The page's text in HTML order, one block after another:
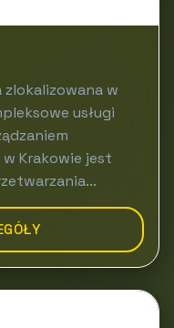
zlokalizowana w
usługi
w Krakowie jest